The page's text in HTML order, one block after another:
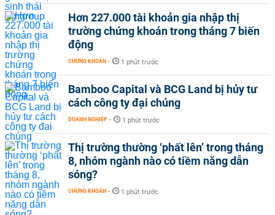
Hơn 227.000 tài khoản gia nhập thị
trường chứng khoán trong tháng 7 biến
động
CHỨNG KHOÁN - 1 phút trước
Bamboo Capital và BCG Land bị hủy tư
cách công ty đại chúng
DOANH NGHIỆP - 1 phút trước
Thị trường thường ‘phất lên’ trong tháng
8, nhóm ngành nào có tiềm năng dẫn
sóng?
CHỨNG KHOÁN - 1 phút trước